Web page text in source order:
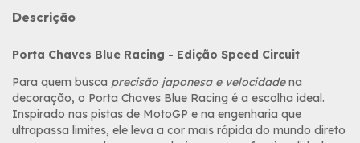
Descrição
Porta Chaves Blue Racing - Edição Speed Circuit
Para quem busca precisão japonesa e velocidadena
decoração, o Porta Chaves Blue Racing é a escolha ideal.
Inspirado nas pistas de MotoGP e na engenharia que
ultrapassa limites, ele leva a cor mais rápida do mundo direto